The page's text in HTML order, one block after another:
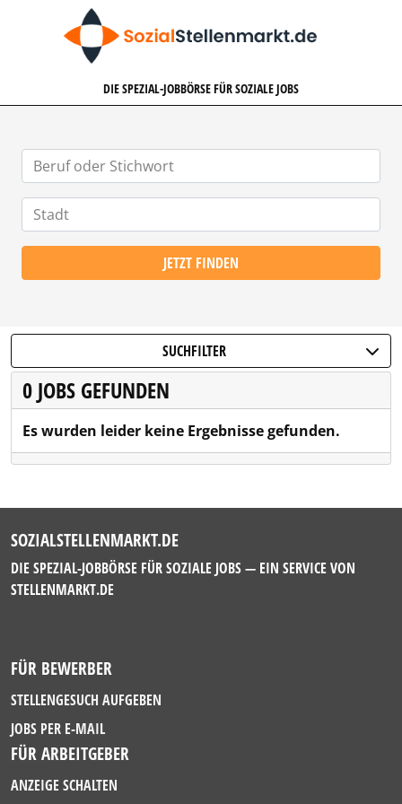
DIE SPEZIAL-JOBBÖRSE FÜR SOZIALE JOBS
JETZT FINDEN
SUCHFILTER
0 JOBS GEFUNDEN
Es wurden leider keine Ergebnisse gefunden.
SOZIALSTELLENMARKT.DE
DIE SPEZIAL-JOBBÖRSE FÜR SOZIALE JOBS — EIN SERVICE VON
STELLENMARKT.DE
FÜR BEWERBER
STELLENGESUCH AUFGEBEN
JOBS PER E-MAIL
FÜR ARBEITGEBER
ANZEIGE SCHALTEN